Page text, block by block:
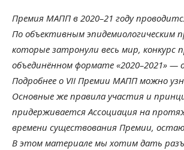
Премия МАПП в 2020–21 году
По объективным эпидемиологическим
которые затронули весь мир, конкурс
объединённом формате «2020–2021» —
Подробнее о VII Премии МАПП можно
Основные же правила участия и
придерживается Ассоциация на
времени существования Премии,
В этом материале мы хотим дать